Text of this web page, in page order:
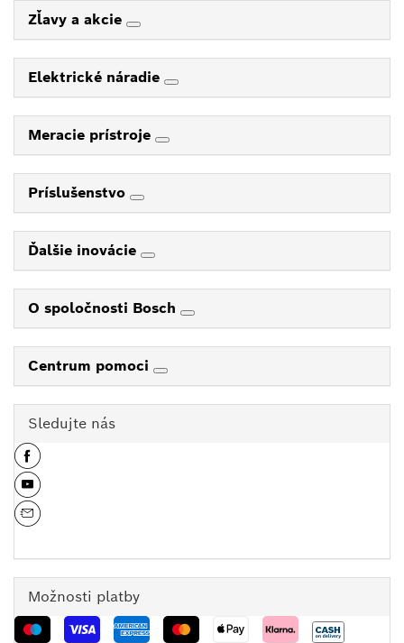
Zľavy a akcie
Elektrické náradie
Meracie prístroje
Príslušenstvo
Ďalšie inovácie
O spoločnosti Bosch
Centrum pomoci
Sledujte nás
Možnosti platby